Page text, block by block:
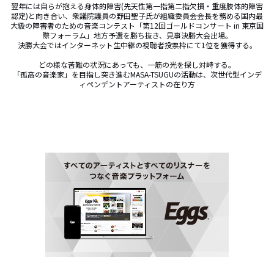
翌年には自らが抱える身体的障害(先天性第一指第二指欠損・重度肢体的障害
認定)と向き合い、衆議院議員の野田聖子氏が組織委員会会長を務める国内最
大級の障害者のための音楽コンテスト「第12回ゴールドコンサート in 東京国
際フォーラム」地方予選を勝ち抜き、見事決勝大会出場。
決勝大会ではインターネット生中継の視聴者投票枠にて1位を獲得する。
どの様な苦難の状況にあっても、一筋の光を探し対峙する。
「孤高の音楽家」を目指し突き進むMASA-TSUGUの活動は、次世代型インデ
ィペンデントアーティストの在り方